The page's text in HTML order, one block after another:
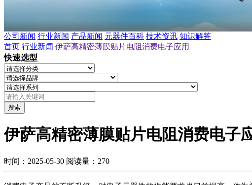
公司新闻 行业新闻 产品新闻 元器件百科 技术资讯 知识解答
首页 行业新闻 伊萨高精密薄膜贴片电阻消费电子应用
快速选型
搜索
伊萨高精密薄膜贴片电阻消费电子
时间：2025-05-30 阅读量：270